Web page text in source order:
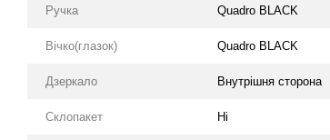
Ручка Quadro BLACK
Вічко(глазок) Quadro BLACK
Дзеркало Внутрішня сторона
Склопакет Ні